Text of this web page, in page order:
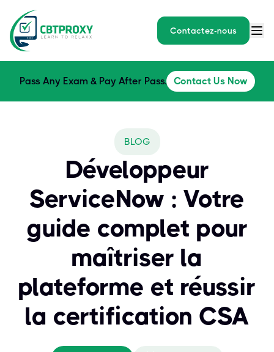
Contactez-nous
Pass Any Exam & Pay After Pass. Contact Us Now
BLOG
Développeur
ServiceNow : Votre
guide complet pour
maîtriser la
plateforme et réussir
la certification CSA